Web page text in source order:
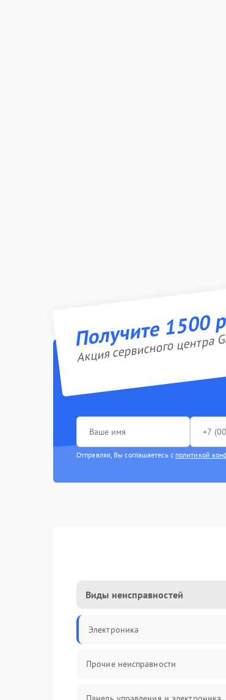
Получите 1500
Акция сервисного центра
Отправляя, Вы соглашаетесь с политикой
Виды неисправностей
Электроника
Прочие неисправности